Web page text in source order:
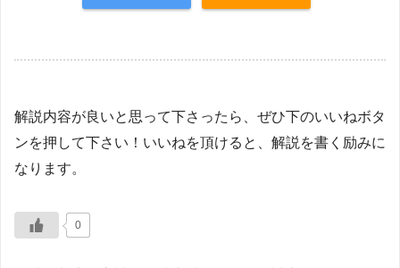
解説内容が良いと思って下さったら、ぜひ下のいいねボタ
ンを押して下さい！いいねを頂けると、解説を書く励みに
なります。
0